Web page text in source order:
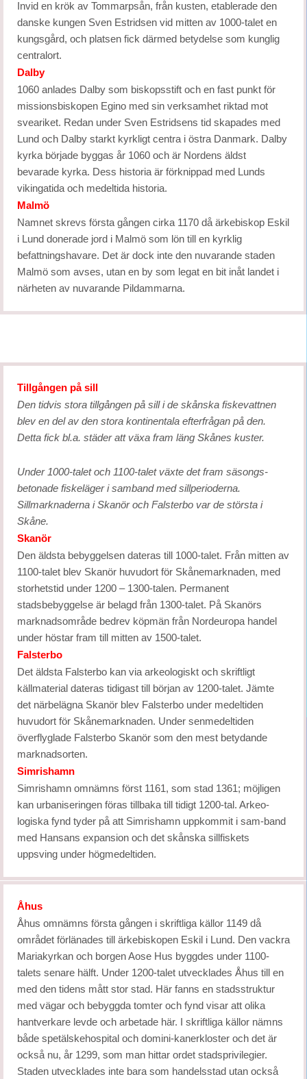
Invid en krök av Tommarpsån, från kusten, etablerade den
danske kungen Sven Estridsen vid mitten av 1000-talet en
kungsgård, och platsen fick därmed betydelse som kunglig
centralort.
Dalby
1060 anlades Dalby som biskopsstift och en fast punkt för
missionsbiskopen Egino med sin verksamhet riktad mot
sveariket. Redan under Sven Estridsens tid skapades med
Lund och Dalby starkt kyrkligt centra i östra Danmark. Dalby
kyrka började byggas år 1060 och är Nordens äldst
bevarade kyrka. Dess historia är förknippad med Lunds
vikingatida och medeltida historia.
Malmö
Namnet skrevs första gången cirka 1170 då ärkebiskop Eskil
i Lund donerade jord i Malmö som lön till en kyrklig
befattningshavare. Det är dock inte den nuvarande staden
Malmö som avses, utan en by som legat en bit inåt landet i
närheten av nuvarande Pildammarna.
Tillgången på sill
Den tidvis stora tillgången på sill i de skånska fiskevattnen
blev en del av den stora kontinentala efterfrågan på den.
Detta fick bl.a. städer att växa fram läng Skånes kuster.
Under 1000-talet och 1100-talet växte det fram säsongs-
betonade fiskeläger i samband med sillperioderna.
Sillmarknaderna i Skanör och Falsterbo var de största i
Skåne.
Skanör
Den äldsta bebyggelsen dateras till 1000-talet. Från mitten av
1100-talet blev Skanör huvudort för Skånemarknaden, med
storhetstid under 1200 – 1300-talen. Permanent
stadsbebyggelse är belagd från 1300-talet. På Skanörs
marknadsområde bedrev köpmän från Nordeuropa handel
under höstar fram till mitten av 1500-talet.
Falsterbo
Det äldsta Falsterbo kan via arkeologiskt och skriftligt
källmaterial dateras tidigast till början av 1200-talet. Jämte
det närbelägna Skanör blev Falsterbo under medeltiden
huvudort för Skånemarknaden. Under senmedeltiden
överflyglade Falsterbo Skanör som den mest betydande
marknadsorten.
Simrishamn
Simrishamn omnämns först 1161, som stad 1361; möjligen
kan urbaniseringen föras tillbaka till tidigt 1200-tal. Arkeo-
logiska fynd tyder på att Simrishamn uppkommit i sam-band
med Hansans expansion och det skånska sillfiskets
uppsving under högmedeltiden.
Åhus
Åhus omnämns första gången i skriftliga källor 1149 då
området förlänades till ärkebiskopen Eskil i Lund. Den vackra
Mariakyrkan och borgen Aose Hus byggdes under 1100-
talets senare hälft. Under 1200-talet utvecklades Åhus till en
med den tidens mått stor stad. Här fanns en stadsstruktur
med vägar och bebyggda tomter och fynd visar att olika
hantverkare levde och arbetade här. I skriftliga källor nämns
både spetälskehospital och domini-kanerkloster och det är
också nu, år 1299, som man hittar ordet stadsprivilegier.
Staden utvecklades inte bara som handelsstad utan också